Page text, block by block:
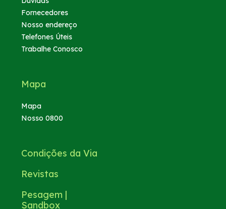
Fornecedores
Nosso endereço
Telefones Úteis
Trabalhe Conosco
Mapa
Mapa
Nosso 0800
Condições da Via
Revistas
Pesagem |
Sandbox